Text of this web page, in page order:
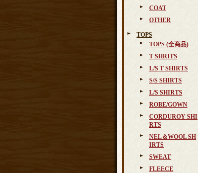
COAT
OTHER
TOPS
TOPS (全商品)
T SHRITS
L/S T SHIRTS
S/S SHIRTS
L/S SHIRTS
ROBE/GOWN
CORDUROY SHI
RTS
NEL＆WOOL SH
IRTS
SWEAT
FLEECE